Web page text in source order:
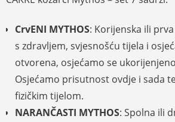
CrvENI MYTHOS: Korijenska ili
s zdravljem, svjesnošću tijela i
otvorena, osjećamo se
Osjećamo prisutnost ovdje i sada
fizičkim tijelom.
NARANČASTI MYTHOS: Spolna ili